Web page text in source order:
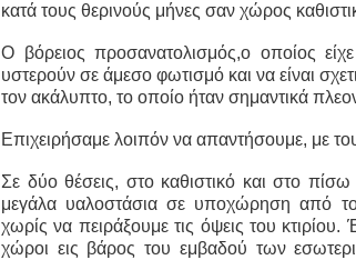
κατά τους θερινούς μήνες σαν χώρος
Ο βόρειος προσανατολισμός,ο οποίος
υστερούν σε άμεσο φωτισμό και να είναι
τον ακάλυπτο, το οποίο ήταν σημαντικά
Επιχειρήσαμε λοιπόν να απαντήσουμε, με
Σε δύο θέσεις, στο καθιστικό και στο
μεγάλα υαλοστάσια σε υποχώρηση από
χωρίς να πειράξουμε τις όψεις του
χώροι εις βάρος του εμβαδού των